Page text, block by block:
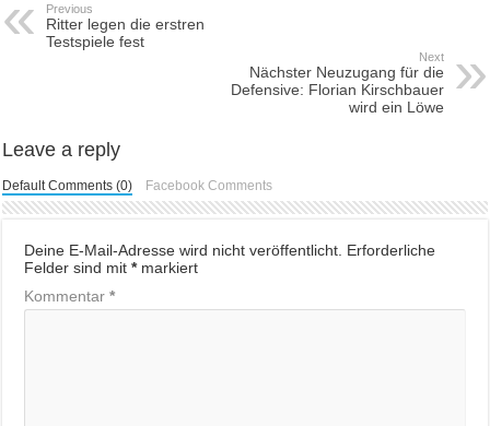
Previous
Ritter legen die erstren
Testspiele fest
Next
Nächster Neuzugang für die
Defensive: Florian Kirschbauer
wird ein Löwe
Leave a reply
Default Comments (0) Facebook Comments
Deine E-Mail-Adresse wird nicht veröffentlicht. Erforderliche
Felder sind mit*markiert
Kommentar*